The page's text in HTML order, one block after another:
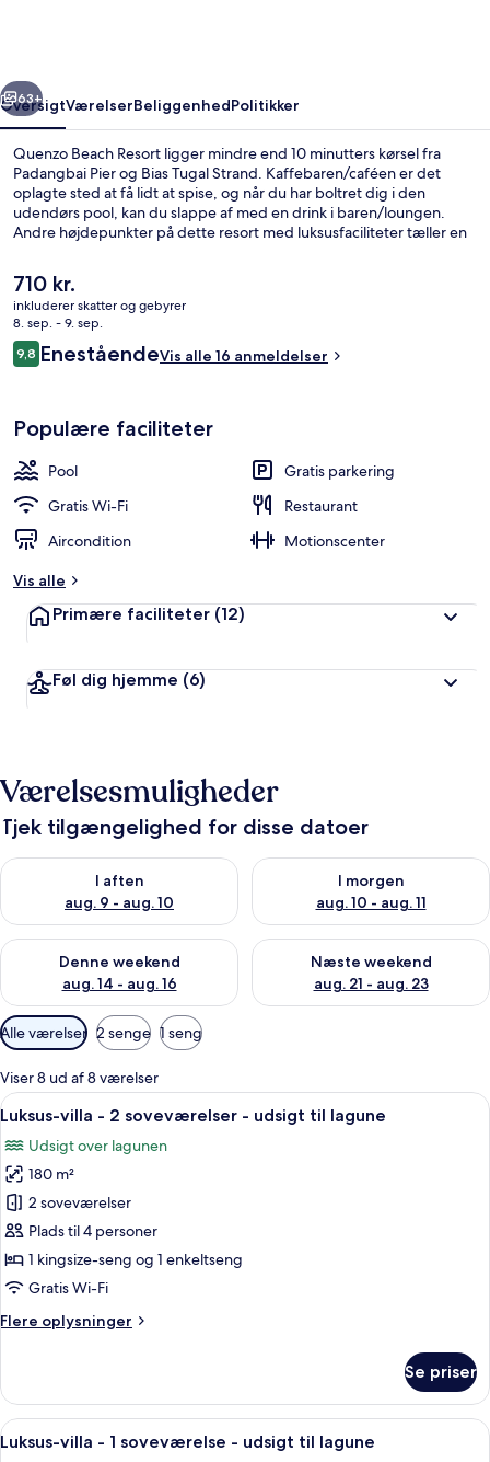
Næste
63+
OversigtVærelserBeliggenhedPolitikker
Quenzo Beach Resort ligger mindre end 10 minutters kørsel fra
Padangbai Pier og Bias Tugal Strand. Kaffebaren/caféen er det
oplagte sted at få lidt at spise, og når du har boltret dig i den
udendørs pool, kan du slappe af med en drink i baren/loungen.
Andre højdepunkter på dette resort med luksusfaciliteter tæller en
Den
nuværende
pris
er
710 kr.
710 kr.
inkluderer skatter og gebyrer
8. sep. - 9. sep.
Anmeldelser
9,89,8 ud af 10.
EneståendeVis alle 16 anmeldelser
Populære faciliteter
Pool
Gratis parkering
Gratis Wi-Fi
Restaurant
Aircondition
Motionscenter
Vis alle
Primære faciliteter (12)
Føl dig hjemme (6)
Værelsesmuligheder
Tjek tilgængelighed for disse datoer
I aften
aug. 9 - aug. 10
Tjek tilgængelighed for i aften aug. 9 - aug. 10
I morgen
aug. 10 - aug. 11
Tjek tilgængelighed for i
Denne weekend
aug. 14 - aug. 16
Tjek tilgængelighed for denne weekend aug. 14 - aug. 16
Næste weekend
aug. 21 - aug. 23
Tjek tilgængelighed for næste
Tilgængelige
filtre
for
værelser
Alle værelser 2 senge 1 seng
Viser 8 ud af 8 værelser
Indlæs
alle
billeder
af
Luksus-
villa
-
2
-
lagune
Luksus-villa - 2 soveværelser -
12
Luksus-villa - 2 soveværelser - udsigt til lagune
Udsigt over lagunen
180 m²
2 soveværelser
Plads til 4 personer
1 kingsize-seng og 1 enkeltseng
Gratis Wi-Fi
Flere oplysninger
Flere
villa
2
Se priser
Indlæs
alle
Luksus-villa - 1 soveværelse - udsigt
12
Luksus-villa - 1 soveværelse - udsigt til lagune